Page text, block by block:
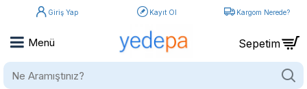
Giriş Yap Kayıt Ol Kargom Nerede?
Ne